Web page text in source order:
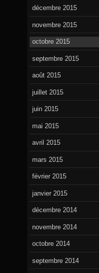
décembre 2015
novembre 2015
octobre 2015
septembre 2015
août 2015
juillet 2015
juin 2015
mai 2015
avril 2015
mars 2015
février 2015
janvier 2015
décembre 2014
novembre 2014
octobre 2014
septembre 2014